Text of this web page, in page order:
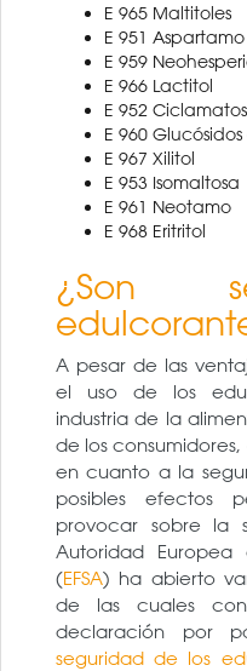
E 965 Maltitoles
E 951 Aspartamo
E 959
E 966 Lactitol
E 952 Ciclamatos
E 960
E 967 Xilitol
E 953 Isomaltosa
E 961 Neotamo
E 968 Eritritol
¿Son
A pesar de las
el uso de los
industria de la
de los
en cuanto a la
posibles efectos
provocar sobre la
Autoridad Europea
(EFSA) ha abierto
de las cuales
declaración por
seguridad de los